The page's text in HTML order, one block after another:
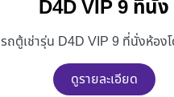
D4D VIP 9 ที่นั่ง
รถตู้เช่ารุ่น D4D VIP 9 ที่นั่งห้อง
ดูรายละเอียด